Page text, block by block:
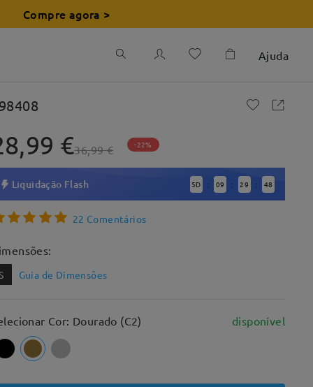
Compre agora >
Ajuda
€36,99 € -22%
Liquidação Flash 5D : 09 : 29 : 46
22 Comentários
Guia de Dimensões
Cor: Dourado (C2) disponível